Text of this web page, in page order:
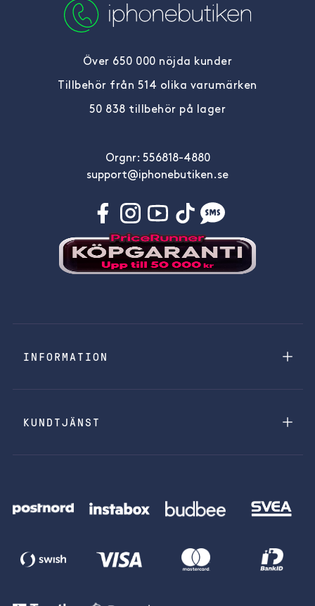
Över 650 000 nöjda kunder
Tillbehör från 514 olika varumärken
50 838 tillbehör på lager
Orgnr: 556818-4880
support@iphonebutiken.se
INFORMATION
KUNDTJÄNST